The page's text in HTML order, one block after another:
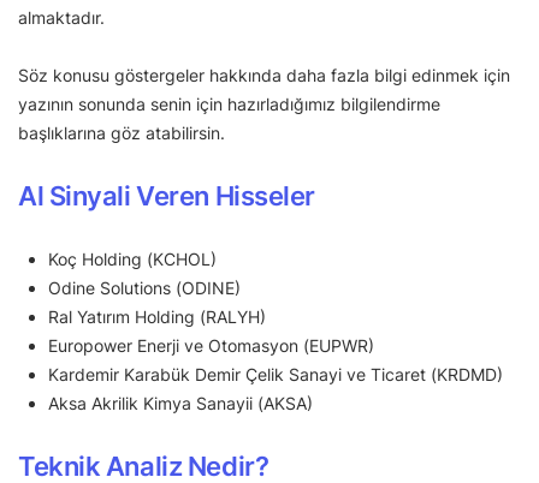
almaktadır.
Söz konusu göstergeler hakkında daha fazla bilgi edinmek için
yazının sonunda senin için hazırladığımız bilgilendirme
başlıklarına göz atabilirsin.
Al Sinyali Veren Hisseler
Koç Holding (KCHOL)
Odine Solutions (ODINE)
Ral Yatırım Holding (RALYH)
Europower Enerji ve Otomasyon (EUPWR)
Kardemir Karabük Demir Çelik Sanayi ve Ticaret (KRDMD)
Aksa Akrilik Kimya Sanayii (AKSA)
Teknik Analiz Nedir?